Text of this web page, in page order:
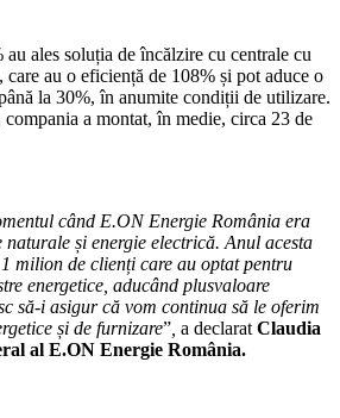
ales soluția de încălzire cu centrale cu
au o eficiență de 108% și pot aduce o
la 30%, în anumite condiții de utilizare.
a montat, în medie, circa 23 de
când E.ON Energie România era
și energie electrică. Anul acesta
milion de clienți care au optat pentru
energetice, aducând plusvaloare
să-i asigur că vom continua să le oferim
și de furnizare” a declarat Claudia
al E.ON Energie România.